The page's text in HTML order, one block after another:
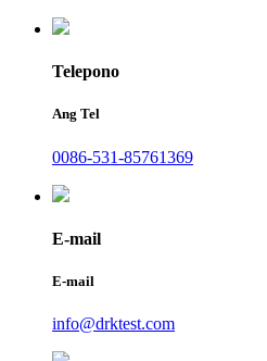
Telepono
Ang Tel
0086-531-85761369
E-mail
E-mail
info@drktest.com